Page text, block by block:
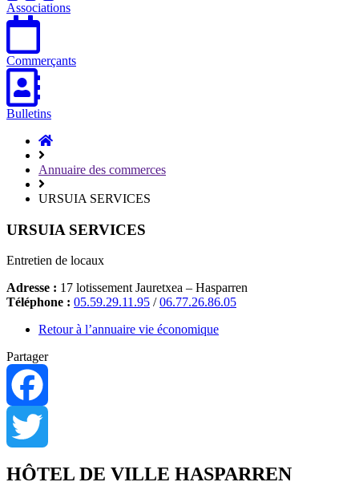
Associations
Commerçants
Bulletins
Accueil
Annuaire des commerces
URSUIA SERVICES
URSUIA SERVICES
Entretien de locaux
Adresse : 17 lotissement Jauretxea – Hasparren
Téléphone : 05.59.29.11.95 /06.77.26.86.05
Retour à l’annuaire vie économique
Partager
Facebook
Twitter
HÔTEL DE VILLE HASPARREN